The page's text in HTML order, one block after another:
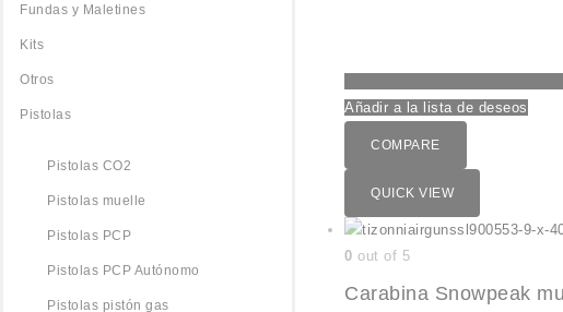
Añadir a la lista de deseos
COMPARE
QUICK VIEW
0 out of 5
Carabina Snowpeak
Fundas y Maletines
Kits
Otros
Pistolas
Pistolas CO2
Pistolas muelle
Pistolas PCP
Pistolas PCP Autónomo
Pistolas pistón gas